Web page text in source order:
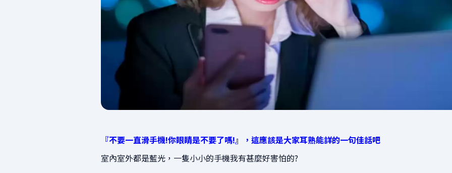
『不要一直滑手機!你眼睛是不要了嗎!』，這應該是大家耳熟能詳的一句佳話吧
室內室外都是藍光，一隻小小的手機我有甚麼好害怕的?